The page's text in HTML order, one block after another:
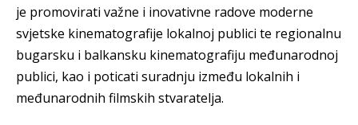
je promovirati važne i inovativne radove moderne
svjetske kinematografije lokalnoj publici te regionalnu
bugarsku i balkansku kinematografiju međunarodnoj
publici, kao i poticati suradnju između lokalnih i
međunarodnih filmskih stvaratelja.